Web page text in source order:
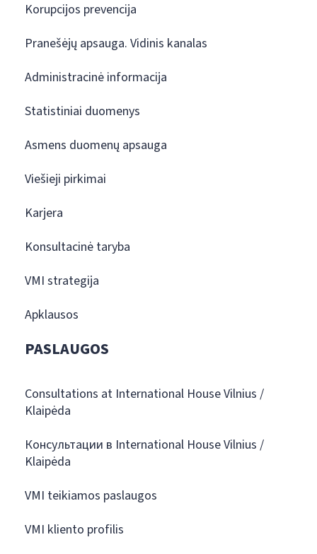
Korupcijos prevencija
Pranešėjų apsauga. Vidinis kanalas
Administracinė informacija
Statistiniai duomenys
Asmens duomenų apsauga
Viešieji pirkimai
Karjera
Konsultacinė taryba
VMI strategija
Apklausos
PASLAUGOS
Consultations at International House Vilnius /
Klaipėda
Консультации в International House Vilnius /
Klaipėda
VMI teikiamos paslaugos
VMI kliento profilis